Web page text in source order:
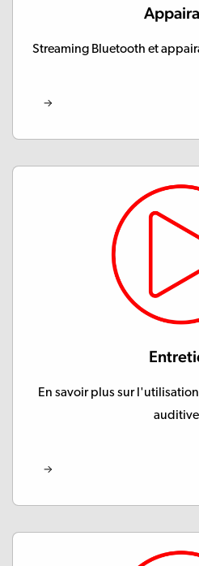
Streaming Bluetooth et
En savoir plus sur